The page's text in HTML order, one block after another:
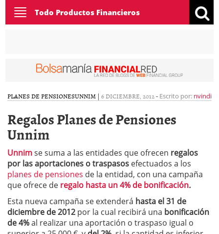
Toggle
navigation
Todo Productos Financieros
PLANES DE PENSIONESUNNIM | 6 DICIEMBRE, 2012- Escrito por: nvindi
Regalos Planes de Pensiones
Unnim
Unnimse suma a las entidades que ofrecen regalos
por las aportaciones o traspasos efectuados a los
planes de pensiones de la entidad, con una campaña
que ofrece de regalo hasta un 4% de bonificación.
Esta nueva campaña se extenderá hasta el 31 de
diciembre de 2012 por la cual recibirá una bonificación
de 4%al realizar una aportación o traspaso igual o